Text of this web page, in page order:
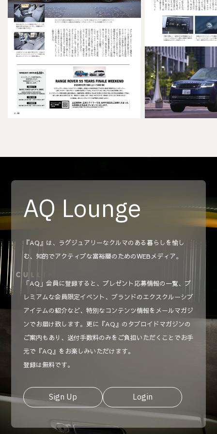
AQ Lounge
『AQ』は、ラグジュアリーなクルマのある暮らしを愉し
む、知的でアクティブな富裕層のためのWEBメディア。
「AQ」会員に登録すると、プレゼント応募情報の一覧、プ
レミアムな会員限定イベント、ブランドのエクスクルーシブ
アイテムの紹介など、特別なコンテンツ情報をメールマガジ
ンでお届け致します。更に『AQ』のタブロイドマガジンの
ご案内もあり、送付手数料のみをご負担いただくことでお手
元で『AQ』をお楽しみいただけます。
登録は無料です。
Sign Up Login